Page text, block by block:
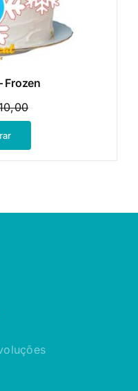
Frozen
O
preço
era:
O
preço
é: